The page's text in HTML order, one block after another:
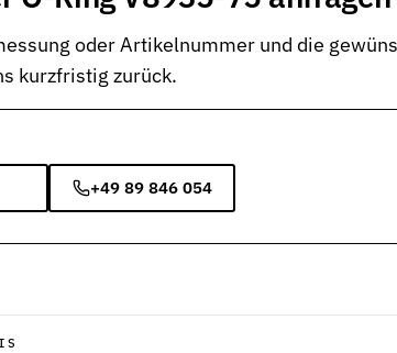
Unternehmen
oder Artikelnummer und die
kurzfristig zurück.
+49 89 846 054